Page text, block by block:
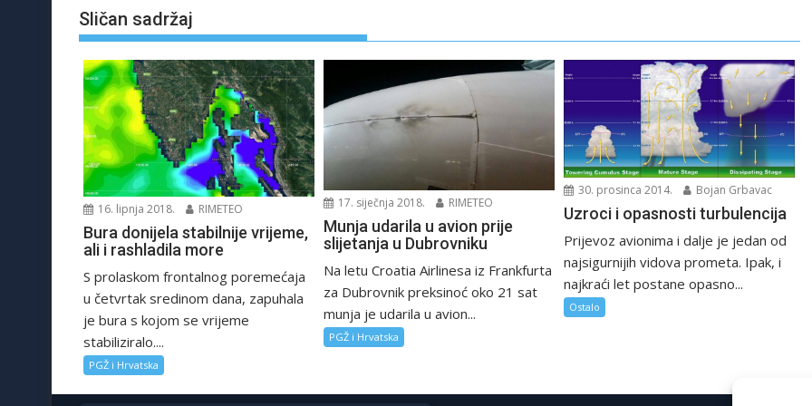
Sličan sadržaj
16. lipnja 2018. RIMETEO
Bura donijela stabilnije vrijeme,
ali i rashladila more
S prolaskom frontalnog poremećaja
u četvrtak sredinom dana, zapuhala
je bura s kojom se vrijeme
stabiliziralo....
PGŽ i Hrvatska
17. siječnja 2018. RIMETEO
Munja udarila u avion prije
slijetanja u Dubrovniku
Na letu Croatia Airlinesa iz Frankfurta
za Dubrovnik preksinoć oko 21 sat
munja je udarila u avion...
PGŽ i Hrvatska
30. prosinca 2014. Bojan Grbavac
Uzroci i opasnosti turbulencija
Prijevoz avionima i dalje je jedan od
najsigurnijih vidova prometa. Ipak, i
najkraći let postane opasno...
Ostalo